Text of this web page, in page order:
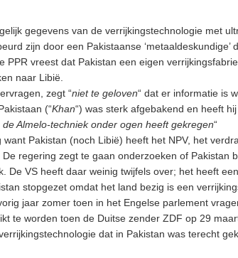
gegevens van de verrijkingstechnologie met
zijn door een Pakistaanse ‘metaaldeskundige’
PPR vreest dat Pakistan een eigen
naar Libië.
zegt “niet te geloven“ dat er informatie is
(“Khan“) was sterk afgebakend en heeft
Almelo-techniek onder ogen heeft gekregen“
Pakistan (noch Libië) heeft het NPV, het
regering zegt te gaan onderzoeken of Pakistan
De VS heeft daar weinig twijfels over; het heeft
stopgezet omdat het land bezig is een
jaar zomer toen in het Engelse parlement
te worden toen de Duitse zender ZDF op 29
dat in Pakistan was terecht